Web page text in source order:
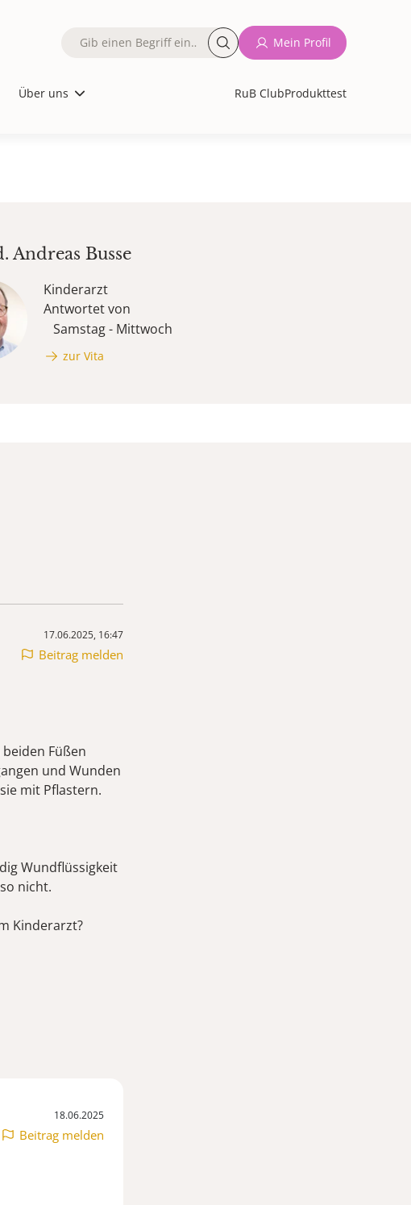
Über uns RuB ClubProdukttest
Fulltext
Mein Profil
Andreas Busse
Kinderarzt
Antwortet von
Samstag - Mittwoch
zur Vita
17.06.2025, 16:47
Beitrag melden
Füßen
und Wunden
mit Pflastern.
Wundflüssigkeit
nicht.
Kinderarzt?
18.06.2025
Beitrag melden